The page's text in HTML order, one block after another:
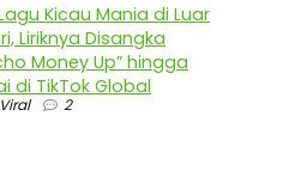
Kicau Mania di Luar
Liriknya Disangka
Money Up” hingga
di TikTok Global
2